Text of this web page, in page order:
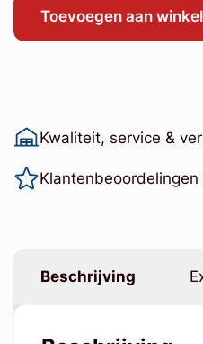
Toevoegen aan
Kwaliteit, service &
Klantenbeoordelingen
Beschrijving